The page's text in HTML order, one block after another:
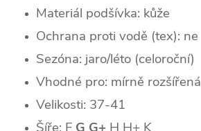
Materiál podšívka: kůže
Ochrana proti vodě (tex): ne
Sezóna: jaro/léto (celoroční)
Vhodné pro: mírně rozšířená
Velikosti: 37-41